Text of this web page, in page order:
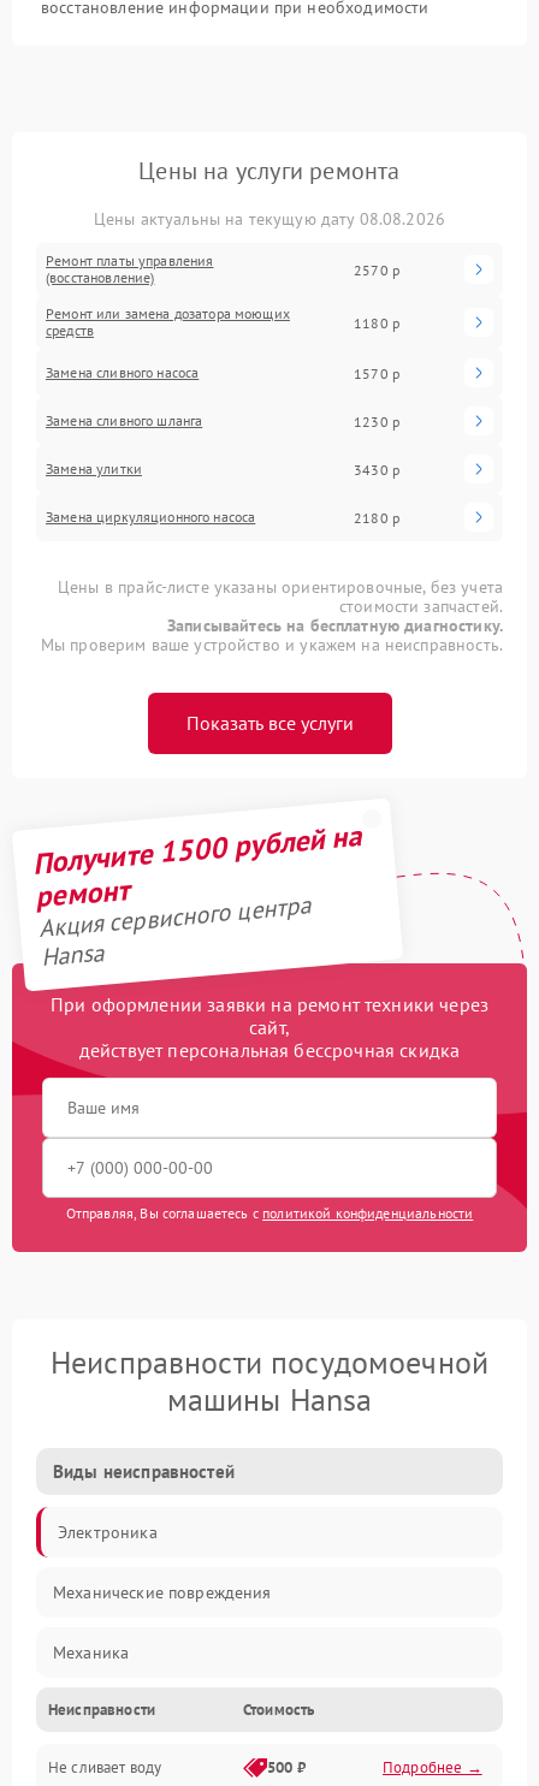
восстановление информации при необходимости
Цены на услуги ремонта
Цены актуальны на текущую дату 08.08.2026
Ремонт платы управления
(восстановление)
2570 р
Ремонт или замена дозатора моющих
средств
1180 р
Замена сливного насоса 1570 р
Замена сливного шланга 1230 р
Замена улитки 3430 р
Замена циркуляционного насоса 2180 р
Цены в прайс-листе указаны ориентировочные, без учета
стоимости запчастей.
Записывайтесь на бесплатную диагностику.
Мы проверим ваше устройство и укажем на неисправность.
Показать все услуги
Получите 1500 рублей на
ремонт
Акция сервисного центра
Hansa
При оформлении заявки на ремонт техники через
сайт,
действует персональная бессрочная скидка
Отправляя, Вы соглашаетесь с политикой конфиденциальности
Неисправности посудомоечной
машины Hansa
Виды неисправностей
Электроника
Механические повреждения
Механика
Управление
Электропитание
Неисправности Стоимость
Не сливает воду 500 ₽ Подробнее →